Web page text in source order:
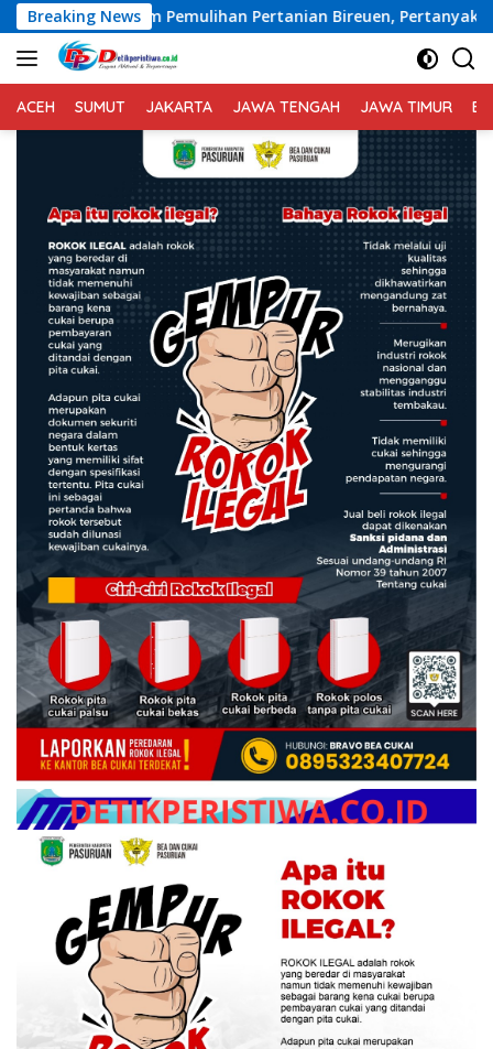
Langsung
ke
konten
Breaking News
Pemulihan Pertanian Bireuen, Pertanyakan Efektivitas
ACEH SUMUT JAKARTA JAWA TENGAH JAWA TIMUR